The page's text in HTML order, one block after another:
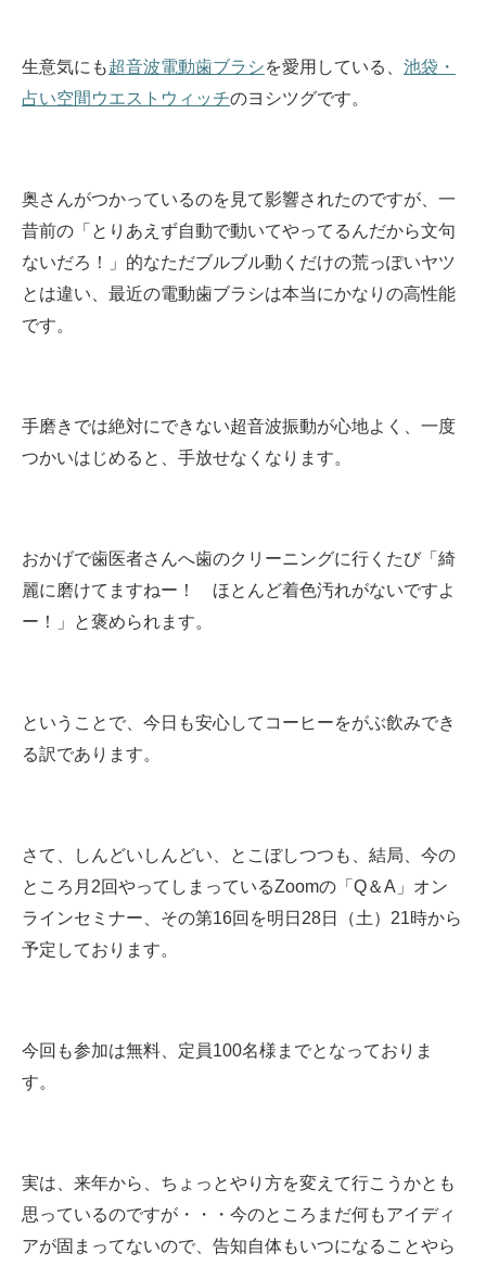
生意気にも超音波電動歯ブラシを愛用している、 池袋・
占い空間ウエストウィッチのヨシツグです。
奥さんがつかっているのを見て影響されたのですが、一
昔前の「とりあえず自動で動いてやってるんだから文句
ないだろ！」的なただブルブル動くだけの荒っぽいヤツ
とは違い、最近の電動歯ブラシは本当にかなりの高性能
です。
手磨きでは絶対にできない超音波振動が心地よく、一度
つかいはじめると、手放せなくなります。
おかげで歯医者さんへ歯のクリーニングに行くたび「綺
麗に磨けてますねー！ ほとんど着色汚れがないですよ
ー！」と褒められます。
ということで、今日も安心してコーヒーをがぶ飲みでき
る訳であります。
さて、しんどいしんどい、とこぼしつつも、結局、今の
ところ月2回やってしまっているZoomの「Q＆A」オン
ラインセミナー、その第16回を明日28日（土）21時から
予定しております。
今回も参加は無料、定員100名様までとなっておりま
す。
実は、来年から、ちょっとやり方を変えて行こうかとも
思っているのですが・・・今のところまだ何もアイディ
アが固まってないので、告知自体もいつになることやら